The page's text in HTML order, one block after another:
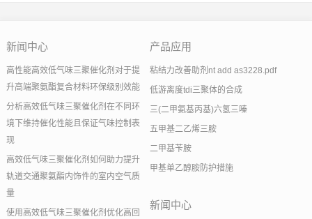
新闻中心
高性能高效低气味三聚催化剂对于提
升高端聚氨酯复合材料环保级别效能
分析高效低气味三聚催化剂在不同环
境下维持催化性能且保证气味控制表
现
高效低气味三聚催化剂如何助力提升
轨道交通聚氨酯内饰件的室内空气质
量
使用高效低气味三聚催化剂优化高回
产品应用
粘结力改善助剂nt add as3228.pdf
低游离度tdi三聚体的合成
三(二甲氨基丙基)六氢三嗪
五甲基二乙烯三胺
二甲基苄胺
甲基单乙醇胺防护措施
新闻中心